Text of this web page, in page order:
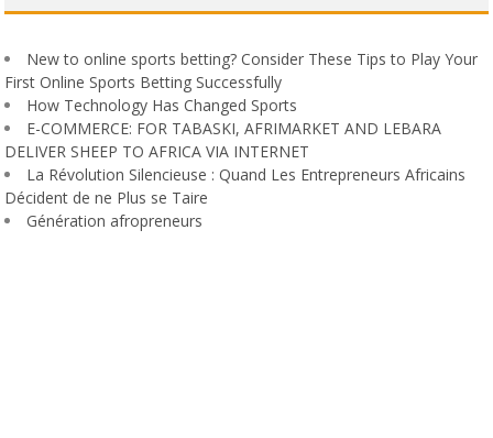
New to online sports betting? Consider These Tips to Play Your
First Online Sports Betting Successfully
How Technology Has Changed Sports
E-COMMERCE: FOR TABASKI, AFRIMARKET AND LEBARA
DELIVER SHEEP TO AFRICA VIA INTERNET
La Révolution Silencieuse : Quand Les Entrepreneurs Africains
Décident de ne Plus se Taire
Génération afropreneurs